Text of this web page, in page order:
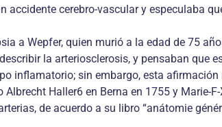
accidente cerebro-vascular y especulaba
a Wepfer, quien murió a la edad de 75
la arteriosclerosis, y pensaban
inflamatorio; sin embargo, esta
Haller6 en Berna en 1755 y
de acuerdo a su libro “anátomie